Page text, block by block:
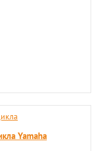
Yamaha